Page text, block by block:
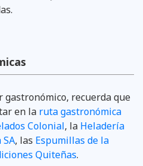
gastronómico, recuerda que
en la ruta gastronómica
Colonial, la Heladería
SA, las Espumillas de la
Quiteñas.